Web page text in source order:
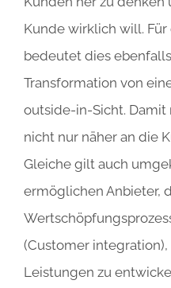
Kunde wirklich will.
bedeutet dies
Transformation von
outside-in-Sicht.
nicht nur näher an die
Gleiche gilt auch
ermöglichen Anbieter,
(Customer
Leistungen zu